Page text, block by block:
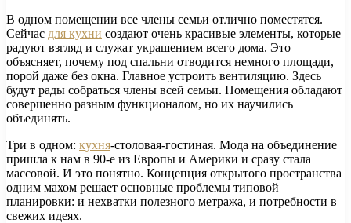
В одном помещении все члены семьи отлично поместятся.
Сейчас для кухни создают очень красивые элементы, которые
радуют взгляд и служат украшением всего дома. Это
объясняет, почему под спальни отводится немного площади,
порой даже без окна. Главное устроить вентиляцию. Здесь
будут рады собраться члены всей семьи. Помещения обладают
совершенно разным функционалом, но их научились
объединять.
Три в одном: кухня-столовая-гостиная. Мода на объединение
пришла к нам в 90-е из Европы и Америки и сразу стала
массовой. И это понятно. Концепция открытого пространства
одним махом решает основные проблемы типовой
планировки: и нехватки полезного метража, и потребности в
свежих идеях.